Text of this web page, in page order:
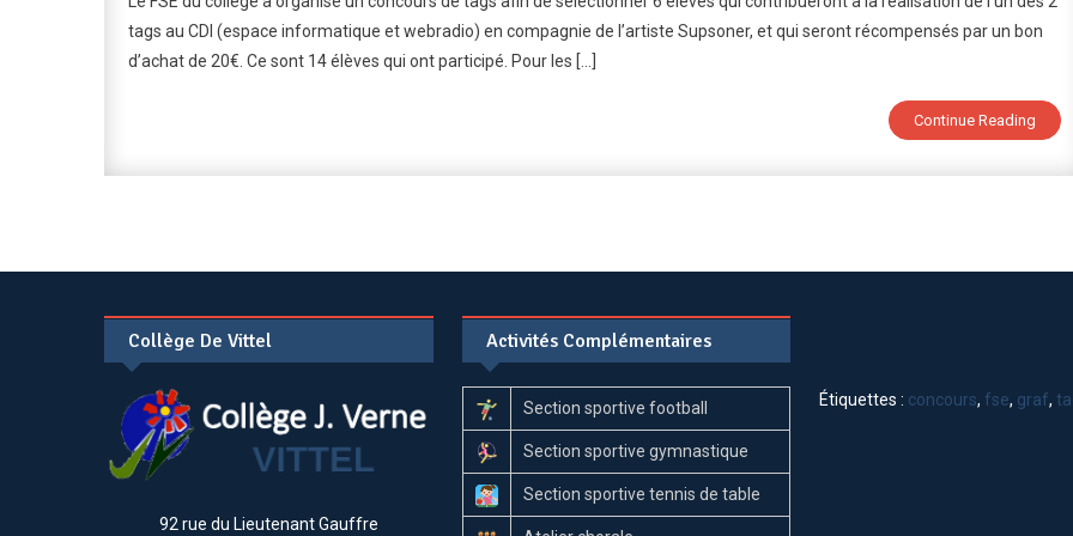
De
Tags
FSE
tags au CDI (espace informatique et webradio) en compagnie de l’artiste Supsoner, et qui seront récompensés par un bon
d’achat de 20€. Ce sont 14 élèves qui ont participé. Pour les […]
Continue Reading
Collège De Vittel
92 rue du Lieutenant Gauffre
Activités Complémentaires
Section sportive football
Section sportive gymnastique
Section sportive tennis de table
Étiquettes : concours, fse, graf,